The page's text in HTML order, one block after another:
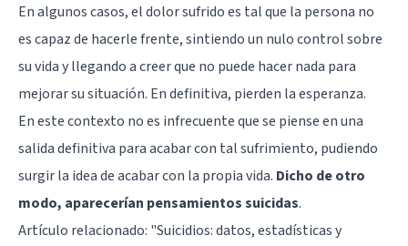
En algunos casos, el dolor sufrido es tal que la persona no
es capaz de hacerle frente, sintiendo un nulo control sobre
su vida y llegando a creer que no puede hacer nada para
mejorar su situación. En definitiva, pierden la esperanza.
En este contexto no es infrecuente que se piense en una
salida definitiva para acabar con tal sufrimiento, pudiendo
surgir la idea de acabar con la propia vida. Dicho de otro
modo, aparecerían pensamientos suicidas.
Artículo relacionado: "Suicidios: datos, estadísticas y